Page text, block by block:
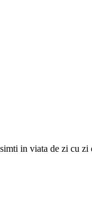
in viata de zi cu